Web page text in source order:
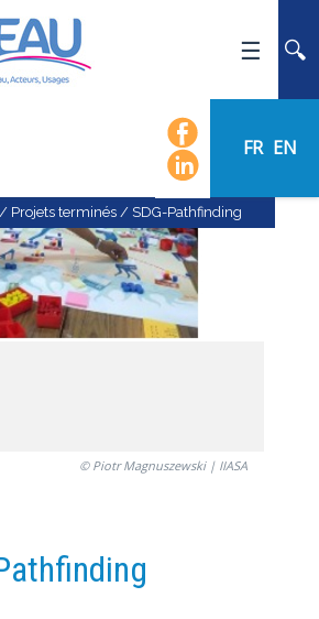
FR EN
/ Projets terminés / SDG-Pathfinding
© Piotr Magnuszewski | IIASA